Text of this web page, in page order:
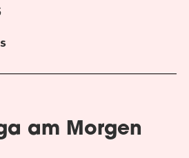
am Morgen